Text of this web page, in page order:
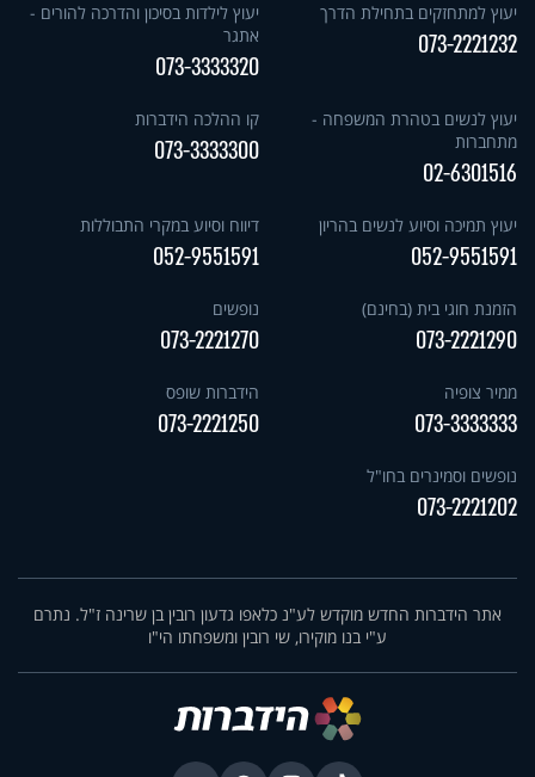
יעוץ למתחזקים בתחילת הדרך
073-2221232
יעוץ לילדות בסיכון והדרכה להורים -
אתגר
073-3333320
יעוץ לנשים בטהרת המשפחה -
מתחברות
02-6301516
קו ההלכה הידברות
073-3333300
יעוץ תמיכה וסיוע לנשים בהריון
052-9551591
דיווח וסיוע במקרי התבוללות
052-9551591
הזמנת חוגי בית (בחינם)
073-2221290
נופשים
073-2221270
ממיר צופיה
073-3333333
הידברות שופס
073-2221250
נופשים וסמינרים בחו"ל
073-2221202
אתר הידברות החדש מוקדש לע"נ כלאפו גדעון רובין בן שרינה ז"ל. נתרם
ע"י בנו מוקירו, שי רובין ומשפחתו הי"ו